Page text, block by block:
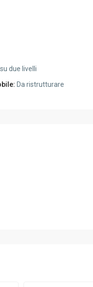
su due livelli
Da ristrutturare